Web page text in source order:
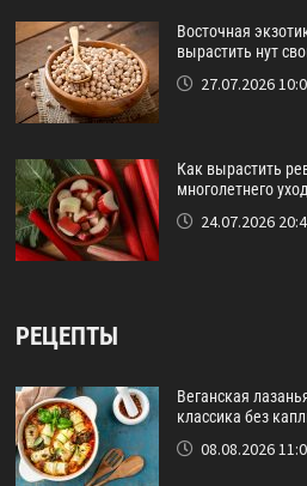
Восточная
вырастить нут
27.07.2026
Как вырастить
многолетнего
24.07.2026
РЕЦЕПТЫ
Веганская
классика без
08.08.2026